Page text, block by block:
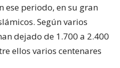
ese periodo, en su gran
Según varios
dejado de 1.700 a 2.400
ellos varios centenares